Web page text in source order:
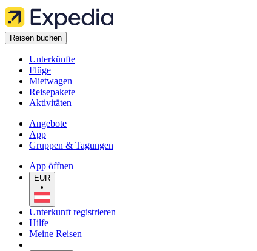
Reisen buchen
Unterkünfte
Flüge
Mietwagen
Reisepakete
Aktivitäten
Angebote
App
Gruppen & Tagungen
App öffnen
EUR
•
Unterkunft registrieren
Hilfe
Meine Reisen